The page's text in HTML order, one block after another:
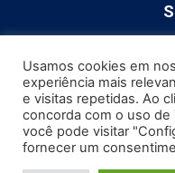
Formulário de
Usamos cookies em
experiência mais
e visitas repetidas. Ao
concorda com o uso de
você pode visitar
fornecer um